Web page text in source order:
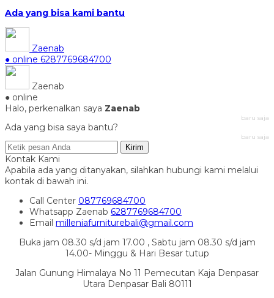
Ada yang bisa kami bantu
Zaenab
● online 6287769684700
Zaenab
● online
Halo, perkenalkan saya Zaenab
baru saja
Ada yang bisa saya bantu?
baru saja
Kirim
Kontak Kami
Apabila ada yang ditanyakan, silahkan hubungi kami melalui
kontak di bawah ini.
Call Center 087769684700
Whatsapp Zaenab 6287769684700
Email milleniafurniturebali@gmail.com
Buka jam 08.30 s/d jam 17.00 , Sabtu jam 08.30 s/d jam
14.00- Minggu & Hari Besar tutup
Jalan Gunung Himalaya No 11 Pemecutan Kaja Denpasar
Utara Denpasar Bali 80111